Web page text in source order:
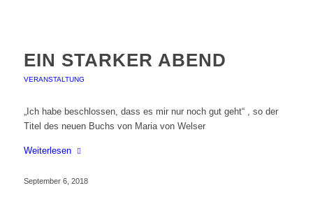
EIN STARKER ABEND
VERANSTALTUNG
„Ich habe beschlossen, dass es mir nur noch gut geht“ , so der
Titel des neuen Buchs von Maria von Welser
Weiterlesen
September 6, 2018